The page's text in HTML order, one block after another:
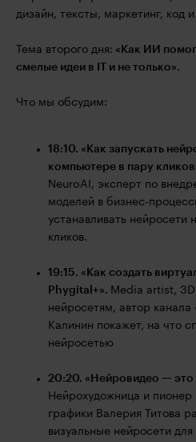
дизайн, тексты, маркетинг, код и
Тема второго дня: «Как ИИ
смелые идеи в IT и не только».
Что мы обсудим:
18:10. «Как запускать
компьютере в пару
NeuroAI, эксперт по
моделей в бизнес-
устанавливать нейросети
кликов.
19:15. «Как создать
Phygital+». Media artist,
нейросетям, автор
Калинин покажет, на что
нейросетью
20:20. «Нейровидео — это
Нейрохудожница и пионер
графики Валерия Титова
визуальные нейросети для